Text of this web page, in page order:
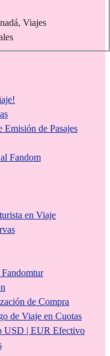
Viajes
Emisión de Pasajes
Fandom
en Viaje
Fandomtur
de Compra
de Viaje en Cuotas
USD | EUR Efectivo